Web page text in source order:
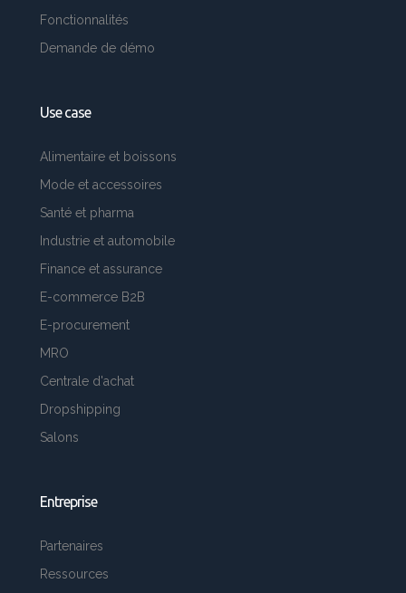
Fonctionnalités
Demande de démo
Use case
Alimentaire et boissons
Mode et accessoires
Santé et pharma
Industrie et automobile
Finance et assurance
E-commerce B2B
E-procurement
MRO
Centrale d'achat
Dropshipping
Salons
Entreprise
Partenaires
Ressources